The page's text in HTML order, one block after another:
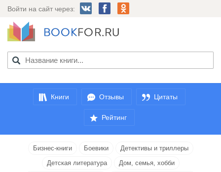
Войти на сайт через:
Книги Отзывы Цитаты
Рейтинг
Бизнес-книги Боевики
Детективы и триллеры
Детская литература
Дом, семья, хобби